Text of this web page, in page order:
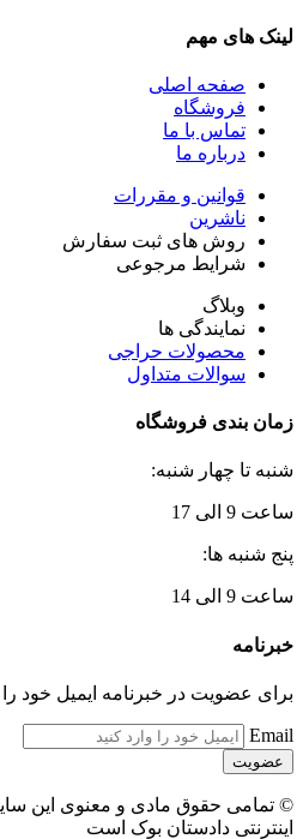
لینک های مهم
صفحه اصلی
فروشگاه
تماس با ما
درباره ما
قوانین و مقررات
ناشرین
روش های ثبت سفارش
شرایط مرجوعی
وبلاگ
نمایندگی ها
محصولات حراجی
سوالات متداول
زمان بندی فروشگاه
شنبه تا چهار شنبه:
ساعت 9 الی 17
پنج شنبه ها:
ساعت 9 الی 14
خبرنامه
برای عضویت در خبرنامه ایمیل خود را
Email
© تمامی حقوق مادی و معنوی این
اینترنتی دادستان بوک است